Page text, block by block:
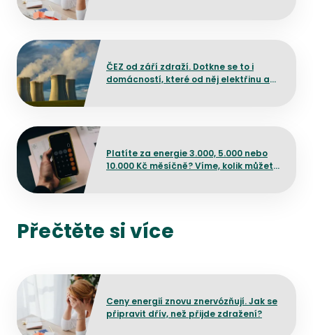
ČEZ od září zdraží. Dotkne se to i
domácností, které od něj elektřinu ani
Přejít na detail článku
Platíte za energie 3.000, 5.000 nebo
10.000 Kč měsíčně? Víme, kolik můžete
Přejít na detail článku
Přečtěte si více
Ceny energií znovu znervózňují. Jak se
připravit dřív, než přijde zdražení?
Přejít na detail článku